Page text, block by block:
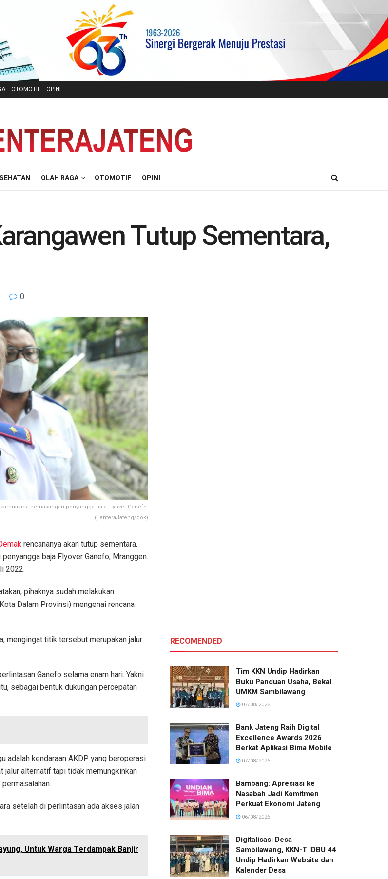
OTOMOTIF OPINI
OLAH RAGA OTOMOTIF OPINI
Tutup Sementara,
0
ada pemasangan penyangga baja Flyover Ganefo.
(LenteraJateng/dok)
rencananya akan tutup sementara,
baja Flyover Ganefo, Mranggen.
2022.
pihaknya sudah melakukan
Dalam Provinsi) mengenai rencana
mengingat titik tersebut merupakan jalur
Ganefo selama enam hari. Yakni
sebagai bentuk dukungan percepatan
adalah kendaraan AKDP yang beroperasi
jalur alternatif tapi tidak memungkinkan
setelah di perlintasan ada akses jalan
Untuk Warga Terdampak Banjir
RECOMENDED
Tim KKN Undip Hadirkan
Buku Panduan Usaha, Bekal
UMKM Sambilawang
07/08/2026
Bank Jateng Raih Digital
Excellence Awards 2026
Berkat Aplikasi Bima Mobile
07/08/2026
Bambang: Apresiasi ke
Nasabah Jadi Komitmen
Perkuat Ekonomi Jateng
06/08/2026
Digitalisasi Desa
Sambilawang, KKN-T IDBU 44
Undip Hadirkan Website dan
Kalender Desa